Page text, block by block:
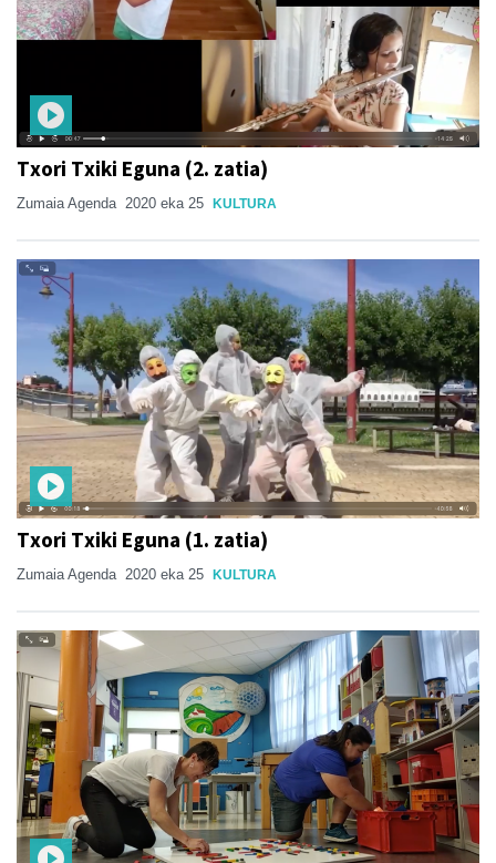
Txori Txiki Eguna (2. zatia)
Zumaia Agenda 2020 eka 25 KULTURA
Txori Txiki Eguna (1. zatia)
Zumaia Agenda 2020 eka 25 KULTURA